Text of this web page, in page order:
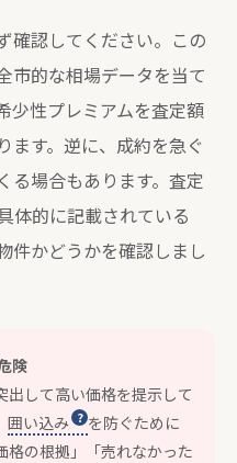
確認してください。この
市的な相場データを当て
少性プレミアムを査定額
ます。逆に、成約を急ぐ
る場合もあります。査定
体的に記載されている
件かどうかを確認しまし
険
して高い価格を提示して
囲い込み
を防ぐために
格の根拠」「売れなかった